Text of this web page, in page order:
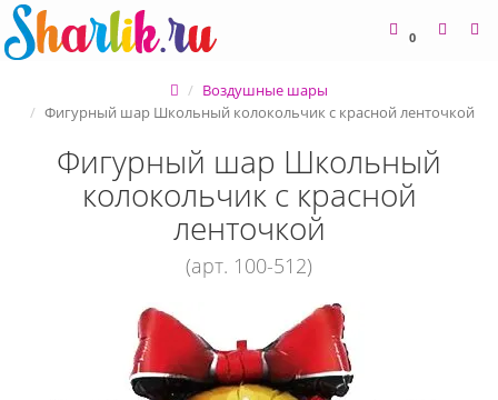
0
Воздушные шары
Фигурный шар Школьный колокольчик с красной ленточкой
Фигурный шар Школьный
колокольчик с красной
ленточкой
(арт. 100-512)